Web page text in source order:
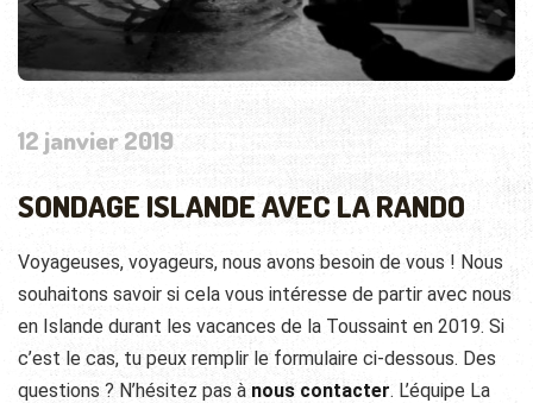
12 janvier 2019
SONDAGE ISLANDE AVEC LA RANDO
Voyageuses, voyageurs, nous avons besoin de vous ! Nous
souhaitons savoir si cela vous intéresse de partir avec nous
en Islande durant les vacances de la Toussaint en 2019. Si
c’est le cas, tu peux remplir le formulaire ci-dessous. Des
questions ? N’hésitez pas à nous contacter. L’équipe La